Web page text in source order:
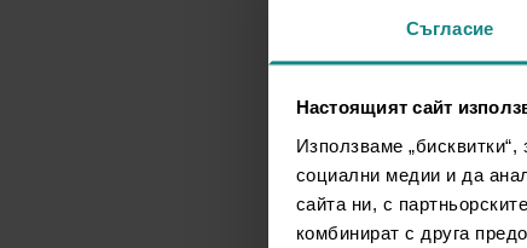
Съгласие
Настоящият сайт
Използваме
социални медии и да
сайта ни, с
комбинират с друга